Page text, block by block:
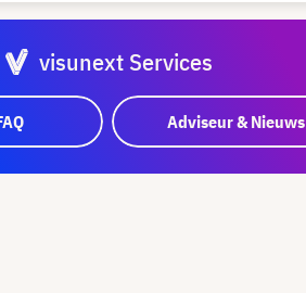
visunext Services
Adviseur & Nieuws